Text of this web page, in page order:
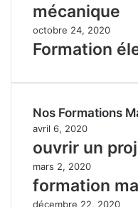
mécanique
octobre 24, 2020
Formation
Nos Formations
avril 6, 2020
ouvrir un
mars 2, 2020
formation
décembre 22, 2020